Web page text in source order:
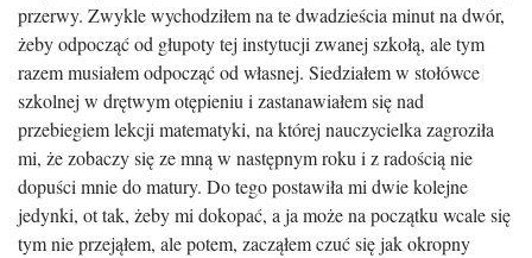
przerwy. Zwykle wychodziłem na te dwadzieścia minut na dwór,
żeby odpocząć od głupoty tej instytucji zwanej szkołą, ale tym
razem musiałem odpocząć od własnej. Siedziałem w stołówce
szkolnej w drętwym otępieniu i zastanawiałem się nad
przebiegiem lekcji matematyki, na której nauczycielka zagroziła
mi, że zobaczy się ze mną w następnym roku i z radością nie
dopuści mnie do matury. Do tego postawiła mi dwie kolejne
jedynki, ot tak, żeby mi dokopać, a ja może na początku wcale się
tym nie przejąłem, ale potem, zacząłem czuć się jak okropny